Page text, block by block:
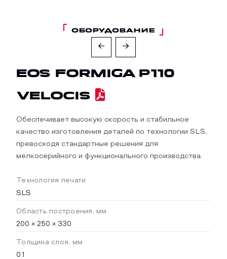
ОБОРУДОВАНИЕ
EOS Formiga P110
Velocis
Обеспечивает высокую скорость и стабильное
качество изготовления деталей по технологии SLS,
превосходя стандартные решения для
мелкосерийного и функционального производства.
Технология печати
SLS
Область построения, мм
200 × 250 × 330
Толщина слоя, мм
0.1